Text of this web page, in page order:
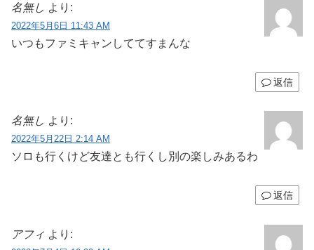
名無し より:
2022年5月6日 11:43 AM
いつもファミキャンしててすまんな
返信
名無し より:
2022年5月22日 2:14 AM
ソロも行くけど友達とも行くし別の楽しみあるわ
返信
アフィ より: